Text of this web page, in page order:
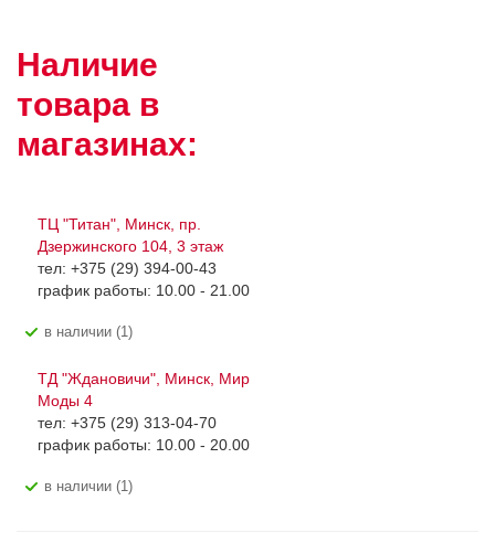
Наличие
товара в
магазинах:
ТЦ "Титан", Минск, пр.
Дзержинского 104, 3 этаж
тел: +375 (29) 394-00-43
график работы: 10.00 - 21.00
В наличии (1)
ТД "Ждановичи", Минск, Мир
Моды 4
тел: +375 (29) 313-04-70
график работы: 10.00 - 20.00
В наличии (1)